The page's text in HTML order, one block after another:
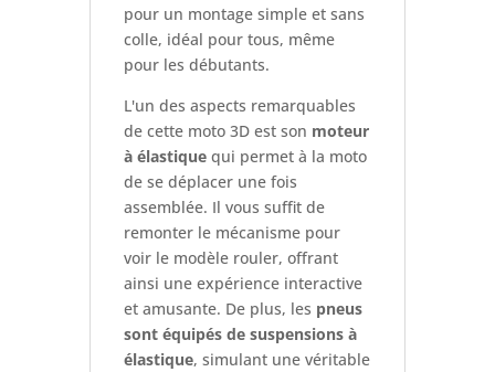
pour un montage simple et sans
colle, idéal pour tous, même
pour les débutants.
L'un des aspects remarquables
de cette moto 3D est son moteur
à élastique qui permet à la moto
de se déplacer une fois
assemblée. Il vous suffit de
remonter le mécanisme pour
voir le modèle rouler, offrant
ainsi une expérience interactive
et amusante. De plus, les pneus
sont équipés de suspensions à
élastique, simulant une véritable